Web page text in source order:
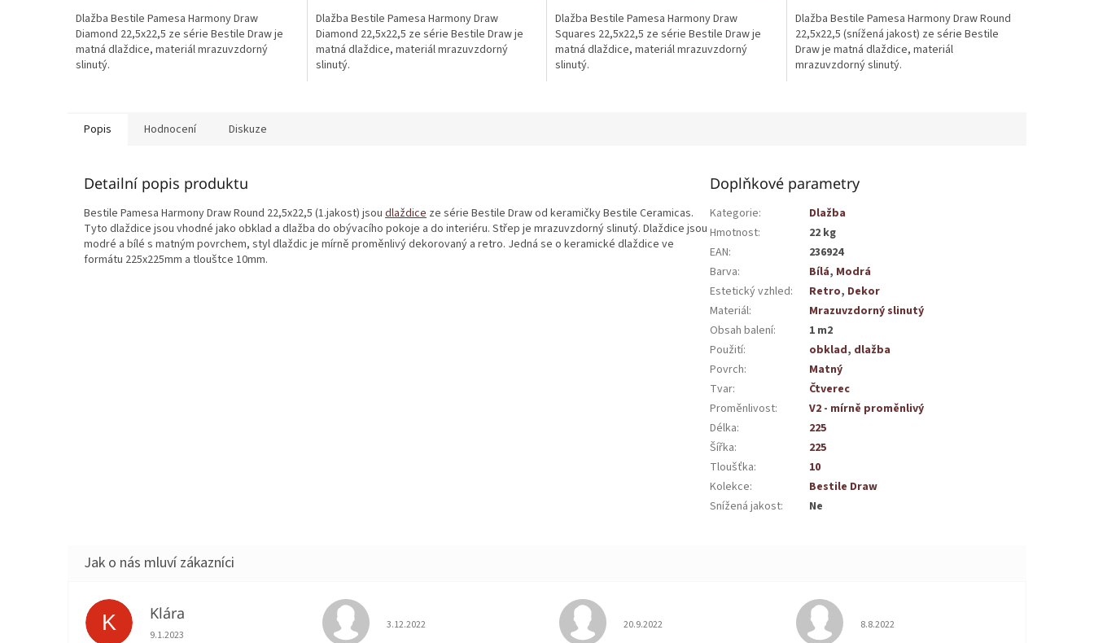
Dlažba Bestile Pamesa Harmony Draw
Diamond 22,5x22,5 ze série Bestile Draw je
matná dlaždice, materiál mrazuvzdorný
slinutý.
Dlažba Bestile Pamesa Harmony Draw
Diamond 22,5x22,5 ze série Bestile Draw je
matná dlaždice, materiál mrazuvzdorný
slinutý.
Dlažba Bestile Pamesa Harmony Draw
Squares 22,5x22,5 ze série Bestile Draw je
matná dlaždice, materiál mrazuvzdorný
slinutý.
Dlažba Bestile Pamesa Harmony Draw Round
22,5x22,5 (snížená jakost) ze série Bestile
Draw je matná dlaždice, materiál
mrazuvzdorný slinutý.
Popis Hodnocení Diskuze
Detailní popis produktu
Bestile Pamesa Harmony Draw Round 22,5x22,5 (1.jakost) jsou dlaždice ze série Bestile Draw od keramičky Bestile Ceramicas.
Tyto dlaždice jsou vhodné jako obklad a dlažba do obývacího pokoje a do interiéru. Střep je mrazuvzdorný slinutý. Dlaždice jsou
modré a bílé s matným povrchem, styl dlaždic je mírně proměnlivý dekorovaný a retro. Jedná se o keramické dlaždice ve
formátu 225x225mm a tlouštce 10mm.
Doplňkové parametry
Kategorie:
Dlažba
Hmotnost:
22 kg
EAN:
236924
Barva: Bílá, Modrá
Estetický vzhled: Retro, Dekor
Materiál:
Mrazuvzdorný slinutý
Obsah balení:
1 m2
Použití: obklad, dlažba
Povrch:
Matný
Tvar:
Čtverec
Proměnlivost:
V2 - mírně proměnlivý
Délka:
225
Šířka:
225
Tloušťka:
10
Kolekce:
Bestile Draw
Snížená jakost: Ne
K Klára
Hodnocení obchodu je 5 z 5 hvězdiček.
9.1.2023
Hodnocení obchodu je 5 z 5 hvězdiček.
3.12.2022 Hodnocení obchodu je 5 z 5 hvězdiček.
20.9.2022 Hodnocení obchodu je 5 z 5 hvězdiček.
8.8.2022